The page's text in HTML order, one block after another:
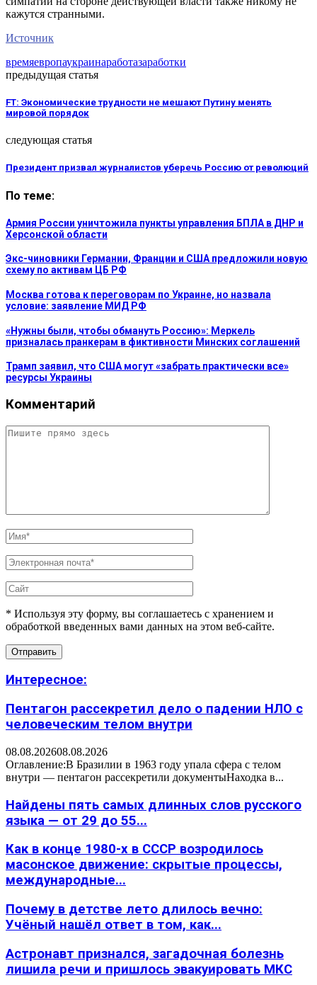
кажутся странными.
Источник
времяевропаукраинаработазаработки
предыдущая статья
FT: Экономические трудности не мешают Путину менять
мировой порядок
следующая статья
Президент призвал журналистов уберечь Россию от революций
По теме:
Армия России уничтожила пункты управления БПЛА в ДНР и
Херсонской области
Экс-чиновники Германии, Франции и США предложили новую
схему по активам ЦБ РФ
Москва готова к переговорам по Украине, но назвала
условие: заявление МИД РФ
«Нужны были, чтобы обмануть Россию»: Меркель
призналась пранкерам в фиктивности Минских соглашений
Трамп заявил, что США могут «забрать практически все»
ресурсы Украины
Комментарий
* Используя эту форму, вы соглашаетесь с хранением и
обработкой введенных вами данных на этом веб-сайте.
Интересное:
Пентагон рассекретил дело о падении НЛО с
человеческим телом внутри
08.08.202608.08.2026
Оглавление:В Бразилии в 1963 году упала сфера с телом
внутри — пентагон рассекретили документыНаходка в...
Найдены пять самых длинных слов русского
языка — от 29 до 55...
Как в конце 1980-х в СССР возродилось
масонское движение: скрытые процессы,
международные...
Почему в детстве лето длилось вечно:
Учёный нашёл ответ в том, как...
Астронавт признался, загадочная болезнь
лишила речи и пришлось эвакуировать МКС